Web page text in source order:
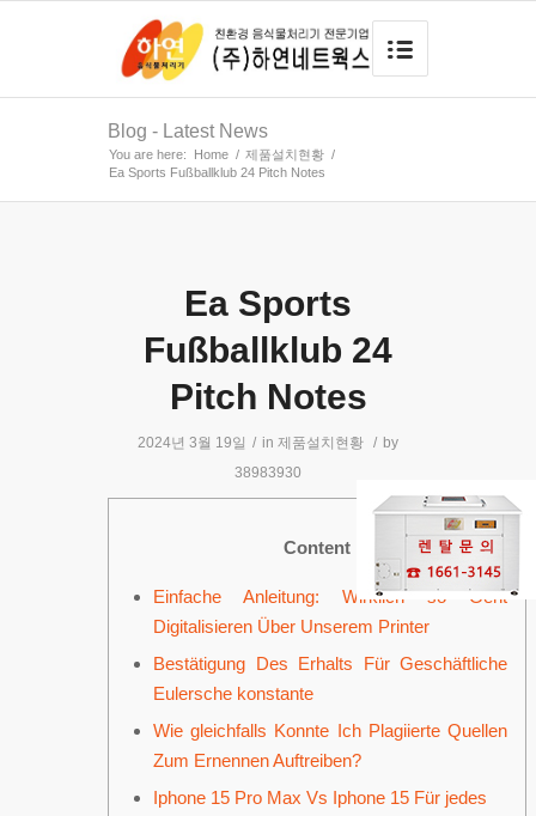
Blog - Latest News
You are here: Home / 제품설치현황 /
Ea Sports Fußballklub 24 Pitch Notes
Ea Sports
Fußballklub 24
Pitch Notes
2024년 3월 19일 / in 제품설치현황 / by
38983930
Content
Einfache Anleitung: Wirklich so Geht
Digitalisieren Über Unserem Printer
Bestätigung Des Erhalts Für Geschäftliche
Eulersche konstante
Wie gleichfalls Konnte Ich Plagiierte Quellen
Zum Ernennen Auftreiben?
Iphone 15 Pro Max Vs Iphone 15 Für jedes